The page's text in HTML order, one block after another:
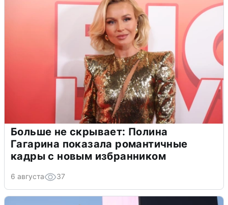
Больше не скрывает: Полина
Гагарина показала романтичные
кадры с новым избранником
6 августа 37